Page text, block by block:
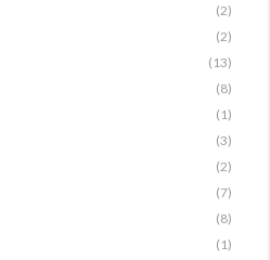
(2)
(2)
(13)
(8)
(1)
(3)
(2)
(7)
(8)
(1)